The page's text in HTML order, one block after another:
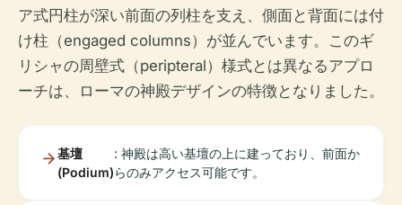
ア式円柱が深い前面の列柱を支え、側面と背面には付
け柱（engaged columns）が並んでいます。このギ
リシャの周壁式（peripteral）様式とは異なるアプロ
ーチは、ローマの神殿デザインの特徴となりました。
基壇
(Podium)
: 神殿は高い基壇の上に建っており、前面か
らのみアクセス可能です。